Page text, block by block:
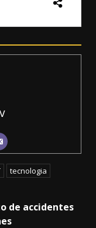
tecnologia
de accidentes